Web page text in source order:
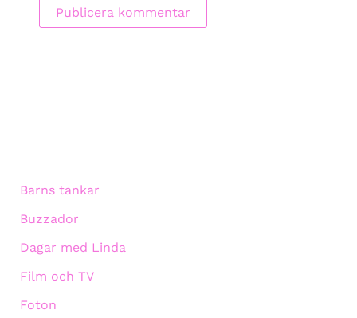
Barns tankar
Buzzador
Dagar med Linda
Film och TV
Foton